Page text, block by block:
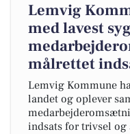
Lemvig
med lavest
målrettet
Lemvig Kommune
landet og oplever
indsats for trivsel